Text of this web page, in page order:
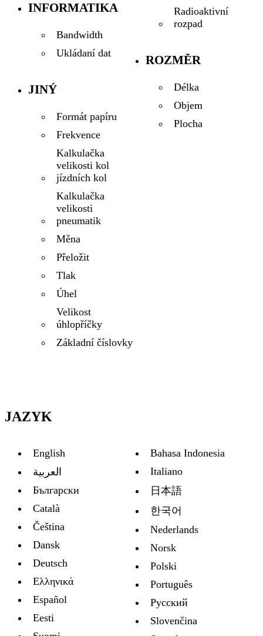
INFORMATIKA
Bandwidth
Ukládaní dat
JINÝ
Formát papíru
Frekvence
Kalkulačka
velikosti kol
jízdních kol
Kalkulačka
velikosti
pneumatik
Měna
Přeložit
Tlak
Úhel
Velikost
úhlopříčky
Základní číslovky
Radioaktivní
rozpad
ROZMĚR
Délka
Objem
Plocha
JAZYK
English
العربية
Български
Català
Čeština
Dansk
Deutsch
Ελληνικά
Español
Eesti
Bahasa Indonesia
Italiano
日本語
한국어
Nederlands
Norsk
Polski
Português
Русский
Slovenčina